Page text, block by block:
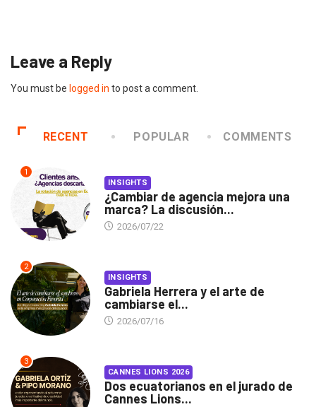
Leave a Reply
You must be logged in to post a comment.
RECENT POPULAR COMMENTS
1
INSIGHTS
¿Cambiar de agencia mejora una
marca? La discusión...
2026/07/22
2
INSIGHTS
Gabriela Herrera y el arte de
cambiarse el...
2026/07/16
3
CANNES LIONS 2026
Dos ecuatorianos en el jurado de
Cannes Lions...